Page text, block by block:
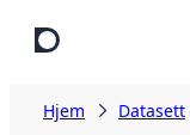
Hjem Datasett